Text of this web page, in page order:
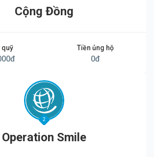
Cộng Đồng
quỹ
đ
Tiền ủng hộ
0đ
2
Operation Smile